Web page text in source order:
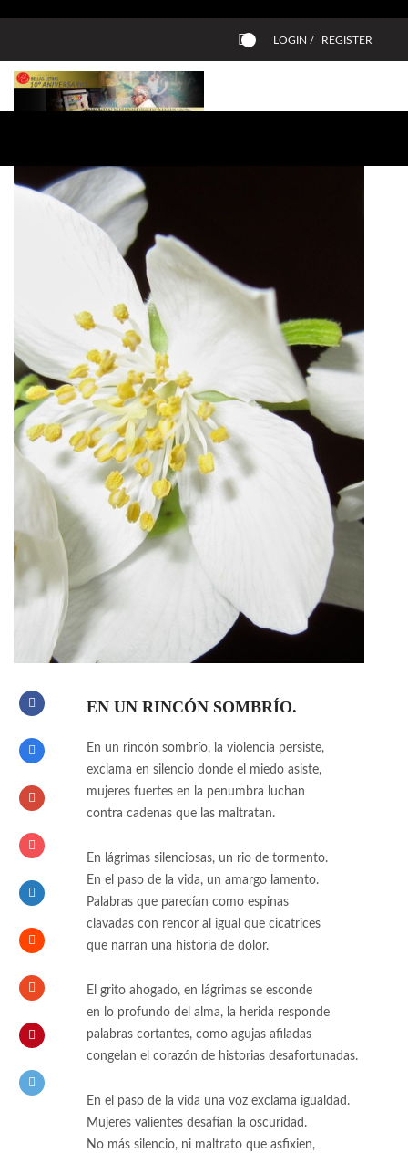
LOGIN / REGISTER
EN UN RINCÓN SOMBRÍO.
En un rincón sombrío, la violencia persiste,
exclama en silencio donde el miedo asiste,
mujeres fuertes en la penumbra luchan
contra cadenas que las maltratan.
En lágrimas silenciosas, un rio de tormento.
En el paso de la vida, un amargo lamento.
Palabras que parecían como espinas
clavadas con rencor al igual que cicatrices
que narran una historia de dolor.
El grito ahogado, en lágrimas se esconde
en lo profundo del alma, la herida responde
palabras cortantes, como agujas afiladas
congelan el corazón de historias desafortunadas.
En el paso de la vida una voz exclama igualdad.
Mujeres valientes desafían la oscuridad.
No más silencio, ni maltrato que asfixien,